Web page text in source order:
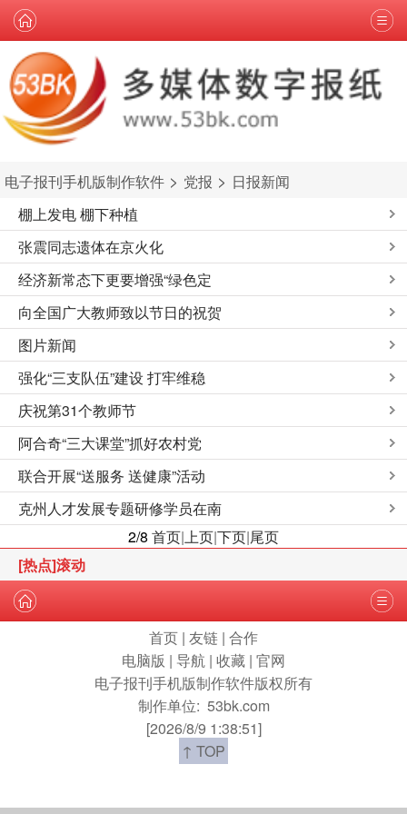
电子报刊手机版制作软件 > 党报 > 日报新闻
棚上发电 棚下种植
张震同志遗体在京火化
经济新常态下更要增强“绿色定
向全国广大教师致以节日的祝贺
图片新闻
强化“三支队伍”建设 打牢维稳
庆祝第31个教师节
阿合奇“三大课堂”抓好农村党
联合开展“送服务 送健康”活动
克州人才发展专题研修学员在南
2/8 首页|上页|下页|尾页
[热点]滚动
首页 | 友链 | 合作
电脑版 | 导航 | 收藏 | 官网
电子报刊手机版制作软件版权所有
制作单位: 53bk.com
[2026/8/9 1:38:51]
↑ TOP